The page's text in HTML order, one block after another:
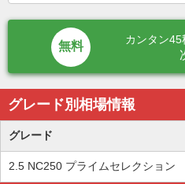
カンタン45
グレード別相場情報
グレード
2.5 NC250 プライムセレクション